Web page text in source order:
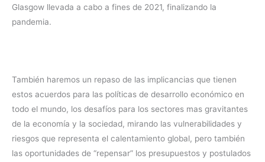
Glasgow llevada a cabo a fines de 2021, finalizando la
pandemia.
También haremos un repaso de las implicancias que tienen
estos acuerdos para las políticas de desarrollo económico en
todo el mundo, los desafíos para los sectores mas gravitantes
de la economía y la sociedad, mirando las vulnerabilidades y
riesgos que representa el calentamiento global, pero también
las oportunidades de “repensar” los presupuestos y postulados